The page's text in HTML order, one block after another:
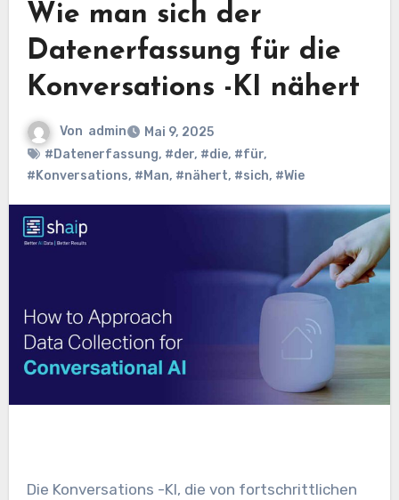
Wie man sich der
Datenerfassung für die
Konversations -KI nähert
Von admin
Mai 9, 2025
#Datenerfassung, #der, #die, #für,
#Konversations, #Man, #nähert, #sich, #Wie
Die Konversations -KI, die von fortschrittlichen